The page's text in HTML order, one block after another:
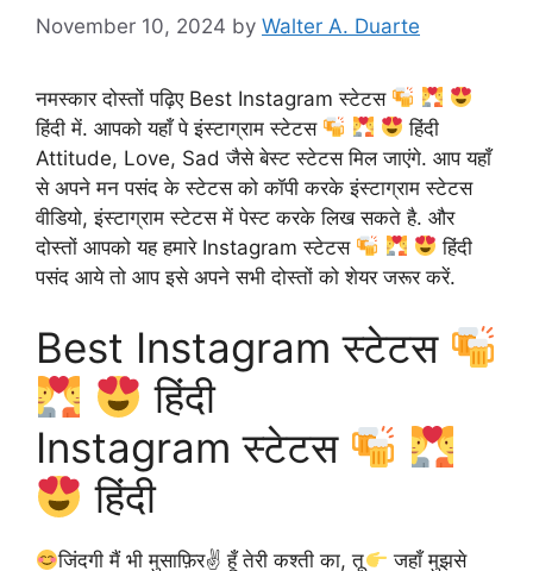
November 10, 2024 by Walter A. Duarte
नमस्कार दोस्तों पढ़िए Best Instagram स्टेटस
हिंदी में. आपको यहाँ पे इंस्टाग्राम स्टेटस
हिंदी
Attitude, Love, Sad जैसे बेस्ट स्टेटस मिल जाएंगे. आप यहाँ
से अपने मन पसंद के स्टेटस को कॉपी करके इंस्टाग्राम स्टेटस
वीडियो, इंस्टाग्राम स्टेटस में पेस्ट करके लिख सकते है. और
दोस्तों आपको यह हमारे Instagram स्टेटस
हिंदी
पसंद आये तो आप इसे अपने सभी दोस्तों को शेयर जरूर करें.
Best Instagram स्टेटस
हिंदी
Instagram स्टेटस
हिंदी
जिंदगी मैं भी मुसाफ़िर✌ हूँ तेरी कश्ती का, तू
जहाँ मुझसे